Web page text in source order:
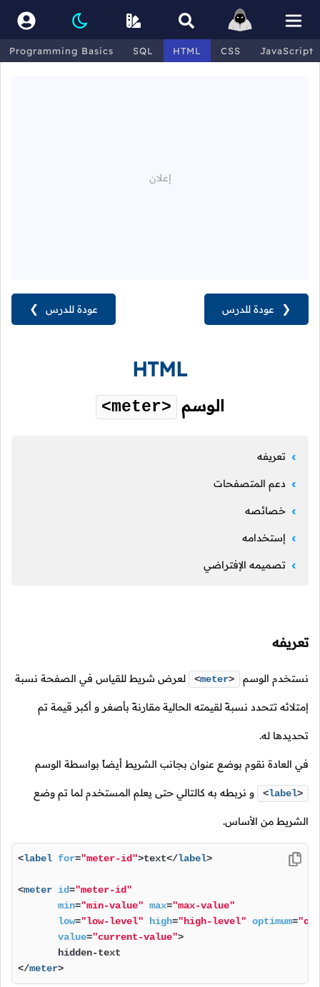
Programming Basics SQL HTML CSS JavaScript
عودة للدرس ❯ ❮ عودة للدرس
HTML
الوسم <meter>
تعريفه
دعم المتصفحات
خصائصه
إستخدامه
تصميمه الإفتراضي
تعريفه
نستخدم الوسم <meter> لعرض شريط للقياس في الصفحة نسبة
إمتلائه تتحدد نسبةً لقيمته الحالية مقارنةً بأصغر و أكبر قيمة تم
تحديدها له.
في العادة نقوم بوضع عنوان بجانب الشريط أيضاً بواسطة الوسم
<label> و نربطه به كالتالي حتى يعلم المستخدم لما تم وضع
الشريط من الأساس.
<label for="meter-id">text</label>
<meter id="meter-id"
min="min-value" max="max-value"
low="low-level" high="high-level" optimum=
value="current-value">
</meter>